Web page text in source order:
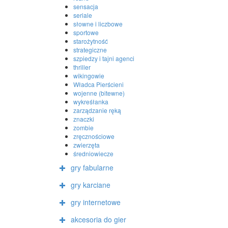
sensacja
seriale
słowne i liczbowe
sportowe
starożytność
strategiczne
szpiedzy i tajni agenci
thriller
wikingowie
Władca Pierścieni
wojenne (bitewne)
wykreśłanka
zarządzanie ręką
znaczki
zombie
zręcznościowe
zwierzęta
średniowiecze
gry fabularne
gry karciane
gry internetowe
akcesoria do gier